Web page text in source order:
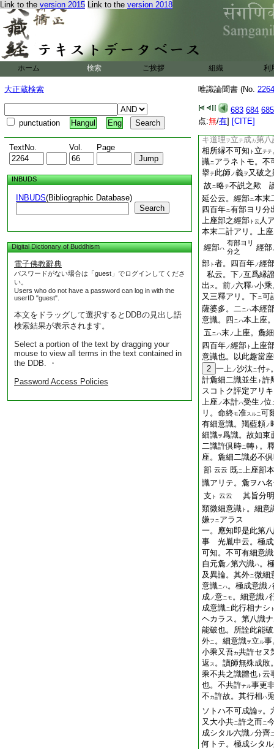
Link to the version 2015 Link to the version 2018
ホーム 検索 ご挨拶 組織 利
大正蔵検索
punctuation Hangul Eng
TextNo. Vol. Page
INBUDS
INBUDS(Bibliographic Database)
Search
Digital Dictionary of Buddhism
電子佛教辭典
パスワードがない場合は「guest」でログインしてくださ
い。
Users who do not have a password can log in with the
userID "guest".
本文をドラッグして選択するとDDBの見出し語
検索結果が表示されます。
Select a portion of the text by dragging your
mouse to view all terms in the text contained in
the DDB. ・
Password Access Policies
唯識論聞書 (No.
683 684 685
点:無/有] [CITE]
細意識ヲ立テテ
此位 起 計 ハ
。此位ニハ細意
可有差別。末計
必
差異 光胤申云。
分 間斷
同學
有差別歟 讀師云。
有差別歟 光胤申云
得并生ト 計ト 云事。
意識之樣ヲ説クマテ
不見。上
此位
キ道理 ヲ 立テ 成カ第八
相所縁不可知 ト 立テテ
識ニアラネトモ。不
擧テ此師ノ義ヲ 又破
故ニ略テ不説之歟
延公云。經部ニ本末
四百年ニ有部ヨリ分
上座部之經部 ト云 人
本末二計アリ。上座
經部ハ
有部ヨリ
分之
經部
部 ト 者。四百年ノ經
私云。下ノ互爲縁
出 ス 。前ノ六釋ハ小乘
又三釋アリ。下ニ可
薩婆多。二ニハ本經
意識。四ニハ本上座
五ニハ末ノ上座。麁
四百年ノ經部 ト 上座
意識也。以此趣當
2 一上ノ沙汰ニ付テ
計麁細二識並生 ト 許
スコトク評定アリ
上座ノ本計ハ受生 ノ位
リ。命終モ准スルニ可
有細意識。 羯藍頼ノ
細識ヲ爲識。故如束
二識許倶時ニ轉 ト 。
座。麁細二識必不
部 云云 既ニ上座部
識アリテ。麁ヲハ
支 ト 云云
其旨分
類微細意識 ト 。細意
嫌フニアラス
一。應知即是此第
事 光胤申云。極成
可知。不可有細意
自元麁ノ第六識ハ。
及異論。其外ニ微細
意識ニハ。極成意識ノ
成ノ意ニモ。細意識ノ
成意識ニ此行相ナシ
ヘカラス。第八識
能破也。所詮此能
外ニ。細意識ヲ 立ル事
小乘又吾カ共許セヌ
返 ス 。讀師無殊成敗
乘不共之識體也 ト 云
也。不共許ナル事更
不 カ許故。其行相ハ
ソトハ不可成論ヲ 。
又大小共ニ許之而ニ
成シタル六識ノ分齊
何 トテ。極成シタ